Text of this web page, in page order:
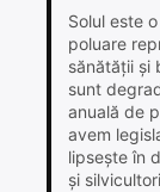
Solul este
poluare
sănătății și
sunt
anuală de
avem
lipsește în
și